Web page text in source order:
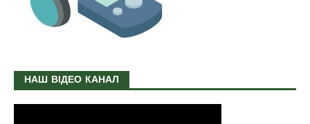
НАШ ВІДЕО КАНАЛ